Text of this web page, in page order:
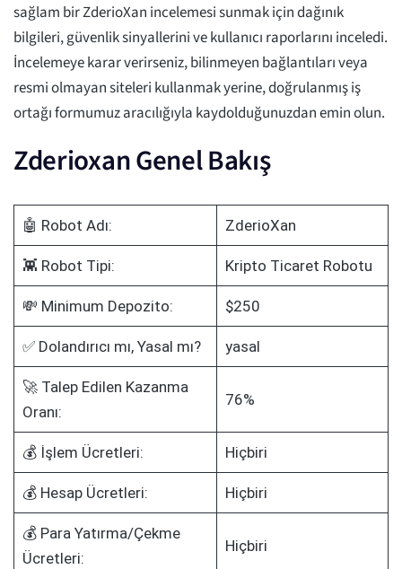
sağlam bir ZderioXan incelemesi sunmak için dağınık
bilgileri, güvenlik sinyallerini ve kullanıcı raporlarını inceledi.
İncelemeye karar verirseniz, bilinmeyen bağlantıları veya
resmi olmayan siteleri kullanmak yerine, doğrulanmış iş
ortağı formumuz aracılığıyla kaydolduğunuzdan emin olun.
Zderioxan Genel Bakış
🤖 Robot Adı: ZderioXan
👾 Robot Tipi: Kripto Ticaret Robotu
💸 Minimum Depozito: $250
✅ Dolandırıcı mı, Yasal mı? yasal
🚀 Talep Edilen Kazanma
Oranı:
76%
💰 İşlem Ücretleri: Hiçbiri
💰 Hesap Ücretleri: Hiçbiri
💰 Para Yatırma/Çekme
Ücretleri:
Hiçbiri